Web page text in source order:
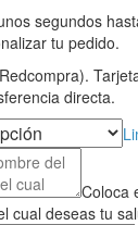
segundos
tu pedido.
directa.
Coloca
cual deseas tu